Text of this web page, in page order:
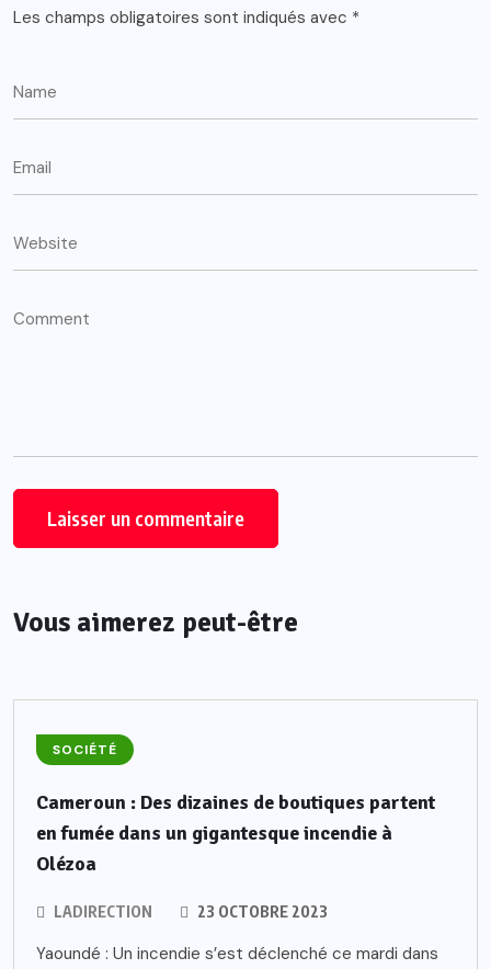
Les champs obligatoires sont indiqués avec *
Vous aimerez peut-être
SOCIÉTÉ
Cameroun : Des dizaines de boutiques partent
en fumée dans un gigantesque incendie à
Olézoa
LADIRECTION 23 OCTOBRE 2023
Yaoundé : Un incendie s’est déclenché ce mardi dans